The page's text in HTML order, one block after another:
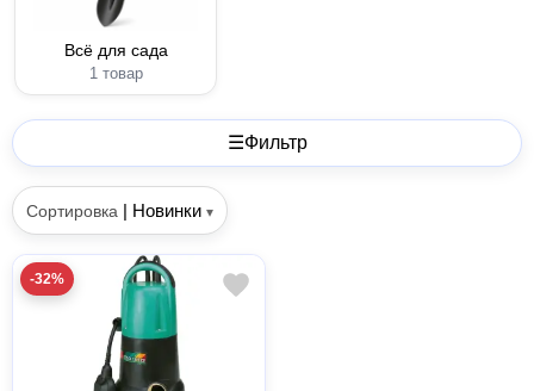
Всё для сада
1 товар
☰Фильтр
Сортировка | Новинки ▾
-32%